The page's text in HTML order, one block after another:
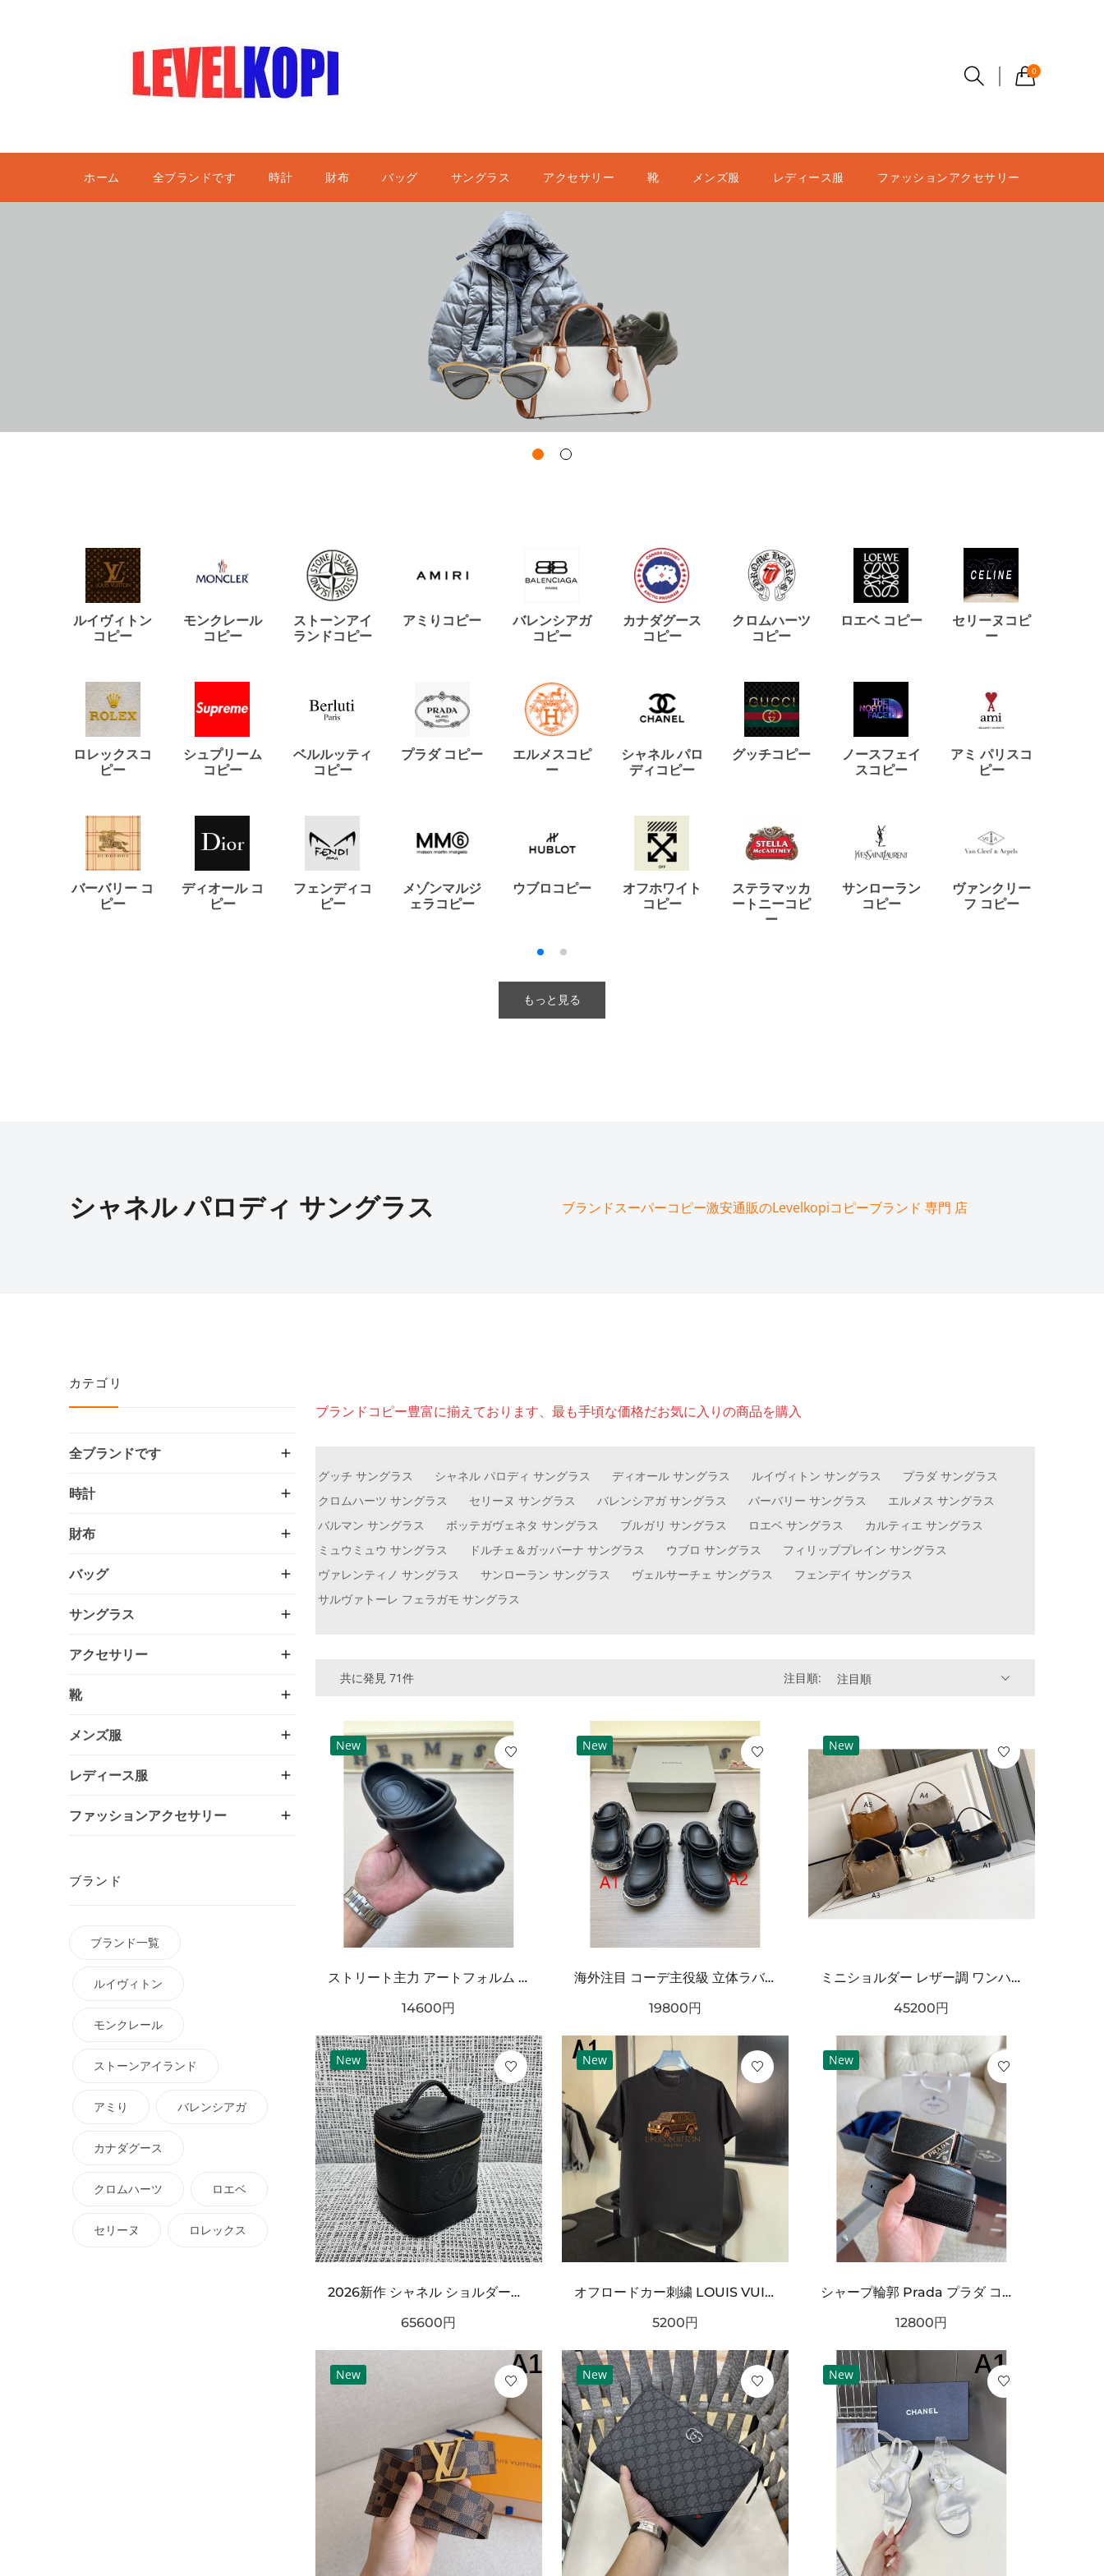
0
ホーム 全ブランドです 時計 財布 バッグ サングラス アクセサリー 靴 メンズ服 レディース服 ファッションアクセサリー
ルイヴィトン
コピー
モンクレール
コピー
ストーンアイ
ランドコピー
アミりコピー
バレンシアガ
コピー
カナダグース
コピー
クロムハーツ
コピー
ロエベ コピー
セリーヌコピ
ー
ロレックスコ
ピー
シュプリーム
コピー
ベルルッティ
コピー
プラダ コピー
エルメスコピ
ー
シャネル パロ
ディコピー
グッチコピー
ノースフェイ
スコピー
アミ パリスコ
ピー
バーバリー コ
ピー
ディオール コ
ピー
フェンディコ
ピー
メゾンマルジ
ェラコピー
ウブロコピー
オフホワイト
コピー
ステラマッカ
ートニーコピ
ー
サンローラン
コピー
ヴァンクリー
フ コピー
もっと見る
シャネル パロディ サングラス ブランドスーパーコピー激安通販のLevelkopiコピーブランド 専門 店
ブランドコピー豊富に揃えております、最も手頃な価格だお気に入りの商品を購入
グッチ サングラス シャネル パロディ サングラス ディオール サングラス ルイヴィトン サングラス
プラダ サングラス
クロムハーツ サングラス
セリーヌ サングラス バレンシアガ サングラス バーバリー サングラス
エルメス サングラス
バルマン サングラス
ボッテガヴェネタ サングラス ブルガリ サングラス ロエベ サングラス
カルティエ サングラス
ミュウミュウ サングラス
ドルチェ＆ガッバーナ サングラス ウブロ サングラス
フィリッププレイン サングラス
ヴァレンティノ サングラス
サンローラン サングラス ヴェルサーチェ サングラス
フェンデイ サングラス
サルヴァトーレ フェラガモ サングラス
共に発見 71件 注目順: 注目順
New
ストリート主力 アートフォルム ワンタッチ着脱 耐久ソール BALENCIAGA バーバリー コピー クロッグシューズ リラックスモード
14600円
New
海外注目 コーデ主役級 立体ラバー構造 クッション性良好 BALENCIAGA バーバリー コピー クロッグシューズ 耐久ソール エッジィモード
19800円
New
ミニショルダー レザー調 ワンハンドルデザイン PRADA プラダ コピー バッグ ゴールドロゴ カラーバリエーション豊富 2WAY通勤スタイル
45200円
New
2026新作 シャネル ショルダーバッグクロスボディバッグ 最新商品即完売必至｜CHANEL人気作
65600円
New
オフロードカー刺繍 LOUIS VUITTON ルイヴィトン コピー Tシャツ ブラックカラー フロントグラフィック 半袖デザイン ストリート感ある仕上がり
5200円
New
シャープ輪郭 Prada プラダ コピー ベルト ブラックレザー 細かなエンボス加工 サークルメタルバックル ロゴ刻印 都会的スタイル
12800円
New New New
カテゴリ
全ブランドです
時計
財布
バッグ
サングラス
アクセサリー
靴
メンズ服
レディース服
ファッションアクセサリー
ブランド
ブランド一覧
ルイヴィトン
モンクレール
ストーンアイランド
アミり バレンシアガ
カナダグース
クロムハーツ ロエベ
セリーヌ ロレックス